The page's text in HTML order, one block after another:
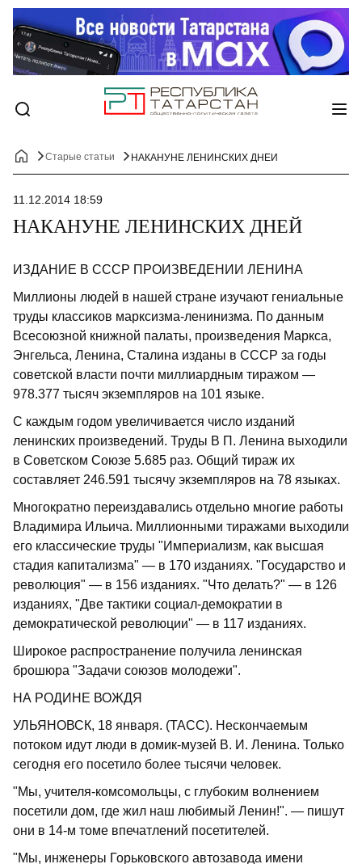
Старые статьи НАКАНУНЕ ЛЕНИНСКИХ ДНЕЙ
11.12.2014 18:59
НАКАНУНЕ ЛЕНИНСКИХ ДНЕЙ
ИЗДАНИЕ В СССР ПРОИЗВЕДЕНИИ ЛЕНИНА
Миллионы людей в нашей стране изучают гениальные
труды классиков марксизма-ленинизма. По данным
Всесоюзной книжной палаты, произведения Маркса,
Энгельса, Ленина, Сталина изданы в СССР за годы
советской власти почти миллиардным тиражом —
978.377 тысяч экземпляров на 101 языке.
С каждым годом увеличивается число изданий
ленинских произведений. Труды В П. Ленина выходили
в Советском Союзе 5.685 раз. Общий тираж их
составляет 246.591 тысячу экземпляров на 78 языках.
Многократно переиздавались отдельно многие работы
Владимира Ильича. Миллионными тиражами выходили
его классические труды "Империализм, как высшая
стадия капитализма" — в 170 изданиях. "Государство и
революция" — в 156 изданиях. "Что делать?" — в 126
изданиях, "Две тактики социал-демократии в
демократической революции" — в 117 изданиях.
Широкое распространение получила ленинская
брошюра "Задачи союзов молодежи".
НА РОДИНЕ ВОЖДЯ
УЛЬЯНОВСК, 18 января. (ТАСС). Нескончаемым
потоком идут люди в домик-музей В. И. Ленина. Только
сегодня его посетило более тысячи человек.
"Мы, учителя-комсомольцы, с глубоким волнением
посетили дом, где жил наш любимый Ленин!". — пишут
они в 14-м томе впечатлений посетителей.
"Мы, инженеры Горьковского автозавода имени